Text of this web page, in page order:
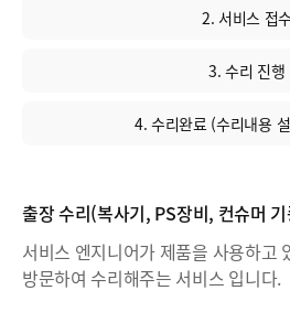
2. 서비스 접수
3. 수리 진행
4. 수리완료 (수리내용
출장 수리(복사기, PS장비, 컨슈머
서비스 엔지니어가 제품을 사용하고
방문하여 수리해주는 서비스 입니다.